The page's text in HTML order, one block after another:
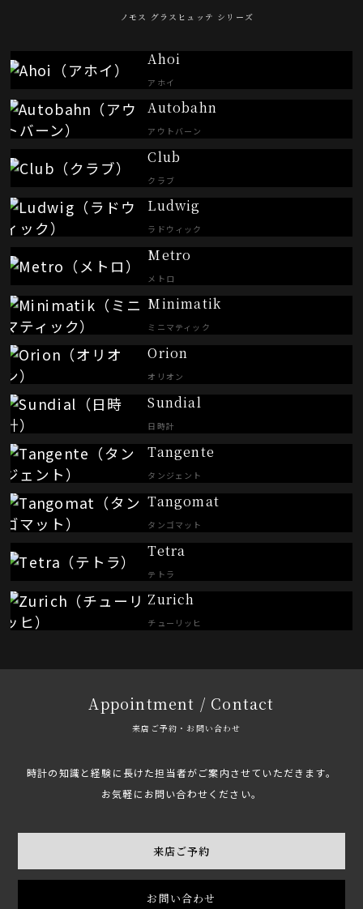
ノモス グラスヒュッテ シリーズ
Ahoi
アホイ
Autobahn
アウトバーン
Club
クラブ
Ludwig
ラドウィック
Metro
メトロ
Minimatik
ミニマティック
Orion
オリオン
Sundial
日時計
Tangente
タンジェント
Tangomat
タンゴマット
Tetra
テトラ
Zurich
チューリッヒ
Appointment / Contact
来店ご予約・お問い合わせ
時計の知識と経験に長けた担当者がご案内させていただきます。
お気軽にお問い合わせください。
来店ご予約
お問い合わせ